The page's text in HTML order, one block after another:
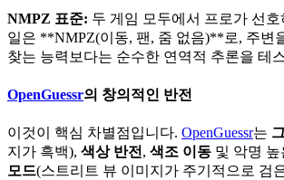
NMPZ 표준: 두 게임 모두에서 프로가 선
일은 **NMPZ(이동, 팬, 줌 없음)**로, 주변
찾는 능력보다는 순수한 연역적 추론을 테
OpenGuessr의 창의적인 반전
이것이 핵심 차별점입니다. OpenGuessr는
지가 흑백), 색상 반전, 색조 이동 및 악명 높
모드(스트리트 뷰 이미지가 주기적으로 검